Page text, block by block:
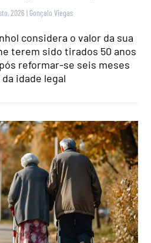
2026 | Gonçalo Viegas
considera o valor da sua
terem sido tirados 50 anos
reformar-se seis meses
idade legal